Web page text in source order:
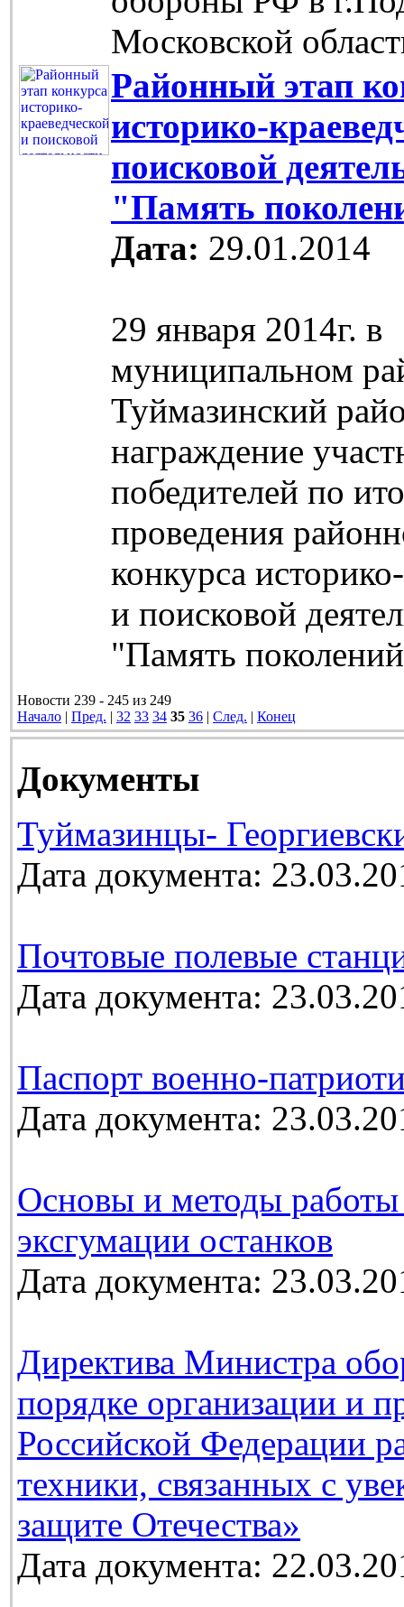
Московской
Районный этап
историко-
поисковой
"Память
Дата: 29.01.2014
29 января 2014г. в
муниципальном
Туймазинский
награждение
победителей по
проведения
конкурса
и поисковой
"Память
Новости 239 - 245 из 249
Начало | Пред. | 32 33 34 35 36 | След. | Конец
Документы
Туймазинцы-
Дата документа:
Почтовые полевые
Дата документа:
Паспорт военно-
Дата документа:
Основы и методы
эксгумации останков
Дата документа:
Директива Министра
порядке организации и
Российской Федерации
техники, связанных с
защите Отечества»
Дата документа: